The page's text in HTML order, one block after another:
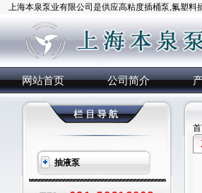
上海本泉泵业有限公司是供应高粘度插桶泵,氟塑料
网站首页 公司简介
抽液泵